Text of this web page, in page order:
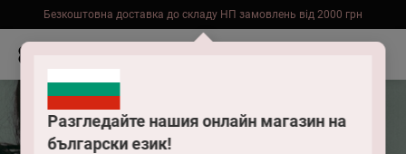
Разгледайте нашия онлайн магазин на
български език!
Оператори працюють пн-пт 9-18
Безкоштовна доставка до складу НП замовлень від 2000 грн